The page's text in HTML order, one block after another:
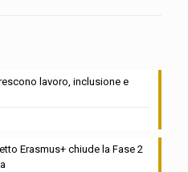
lavoro, inclusione e
Erasmus+ chiude la Fase 2